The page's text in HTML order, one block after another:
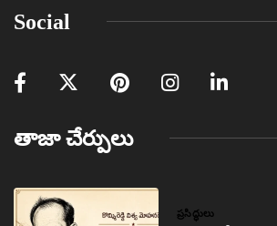
Social
తాజా చేర్పులు
ప్రసిద్ధులు